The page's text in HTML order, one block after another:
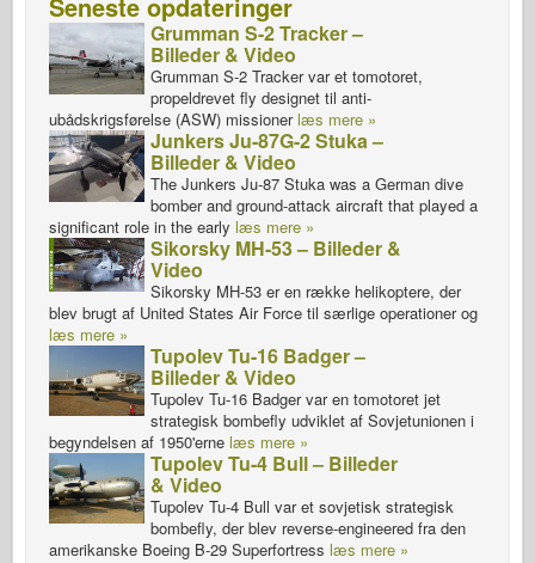
Seneste opdateringer
Grumman S-2 Tracker –
Billeder & Video
Grumman S-2 Tracker var et tomotoret,
propeldrevet fly designet til anti-
ubådskrigsførelse (ASW) missionerlæs mere »
Junkers Ju-87G-2 Stuka –
Billeder & Video
The Junkers Ju-87 Stuka was a German dive
bomber and ground-attack aircraft that played a
significant role in the early læs mere »
Sikorsky MH-53 – Billeder &
Video
Sikorsky MH-53 er en række helikoptere, der
blev brugt af United States Air Force til særlige operationer og
læs mere »
Tupolev Tu-16 Badger –
Billeder & Video
Tupolev Tu-16 Badger var en tomotoret jet
strategisk bombefly udviklet af Sovjetunionen i
begyndelsen af 1950'erne læs mere »
Tupolev Tu-4 Bull – Billeder
& Video
Tupolev Tu-4 Bull var et sovjetisk strategisk
bombefly, der blev reverse-engineered fra den
amerikanske Boeing B-29 Superfortress læs mere »